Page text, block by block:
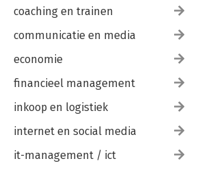
coaching en trainen
communicatie en media
economie
financieel management
inkoop en logistiek
internet en social media
it-management / ict